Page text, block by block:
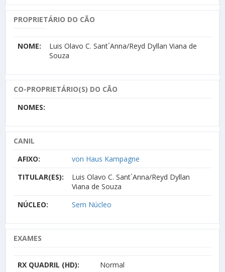
PROPRIETÁRIO DO CÃO
NOME:
Luis Olavo C. Sant´Anna/Reyd Dyllan Viana de
Souza
CO-PROPRIETÁRIO(S) DO CÃO
NOMES:
CANIL
AFIXO:
von Haus Kampagne
TITULAR(ES):
Luis Olavo C. Sant´Anna/Reyd Dyllan
Viana de Souza
NÚCLEO:
Sem Núcleo
EXAMES
RX QUADRIL (HD): Normal